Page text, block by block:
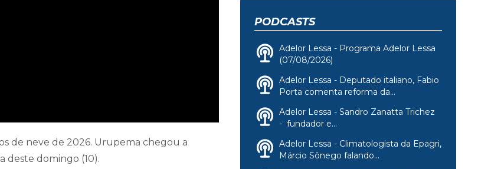
de neve de 2026. Urupema chegou a
deste domingo (10).
PODCASTS
Adelor Lessa - Programa Adelor Lessa
(07/08/2026)
Adelor Lessa - Deputado italiano, Fabio
Porta comenta reforma da...
Adelor Lessa - Sandro Zanatta Trichez
- fundador e...
Adelor Lessa - Climatologista da Epagri,
Márcio Sônego falando...